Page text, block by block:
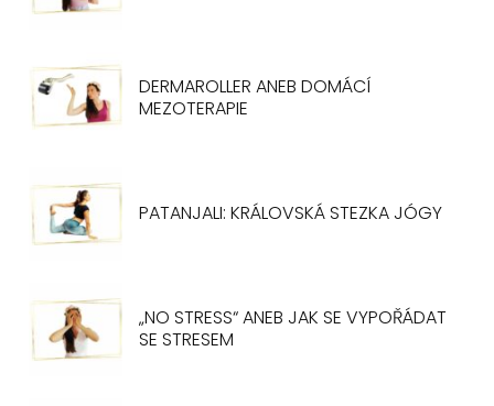
DERMAROLLER ANEB DOMÁCÍ
MEZOTERAPIE
PATANJALI: KRÁLOVSKÁ STEZKA JÓGY
„NO STRESS“ ANEB JAK SE VYPOŘÁDAT
SE STRESEM